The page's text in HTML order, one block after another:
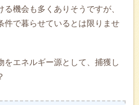
機会も多くありそうですが、
件で暮らせているとは限りませ
をエネルギー源として、捕獲し